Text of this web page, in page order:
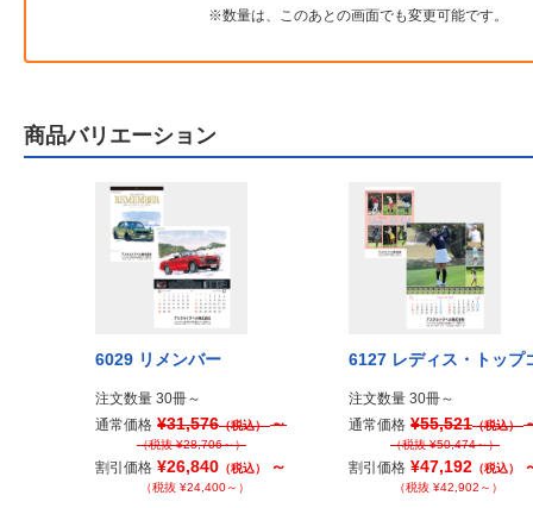
数量は、このあとの画面でも変更可能です。
商品バリエーション
6029 リメンバー
注文数量 30冊～
通常価格 ¥31,576（税込）～
（税抜 ¥28,706～）
割引価格 ¥26,840 （税込） ～
（税抜 ¥24,400～）
6127 レディス・トップ
注文数量 30冊～
通常価格 ¥55,521（税込）
（税抜 ¥50,474～）
割引価格 ¥47,192 （税込）
（税抜 ¥42,902～）